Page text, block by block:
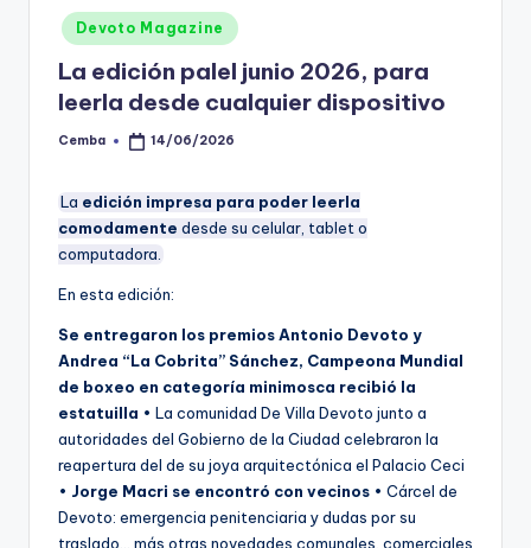
Posted
in
Devoto Magazine
La edición palel junio 2026, para
leerla desde cualquier dispositivo
Posted
Cemba 14/06/2026
La edición impresa para poder leerla
comodamente desde su celular, tablet o
computadora.
En esta edición:
Se entregaron los premios Antonio Devoto y
Andrea “La Cobrita” Sánchez, Campeona Mundial
de boxeo en categoría minimosca recibió la
estatuilla • La comunidad De Villa Devoto junto a
autoridades del Gobierno de la Ciudad celebraron la
reapertura del de su joya arquitectónica el Palacio Ceci
• Jorge Macri se encontró con vecinos • Cárcel de
Devoto: emergencia penitenciaria y dudas por su
traslado… más otras novedades comunales, comerciales